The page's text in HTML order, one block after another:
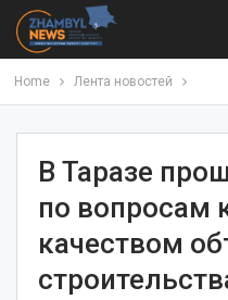
Home Лента новостей
В Таразе
по вопросам
качеством